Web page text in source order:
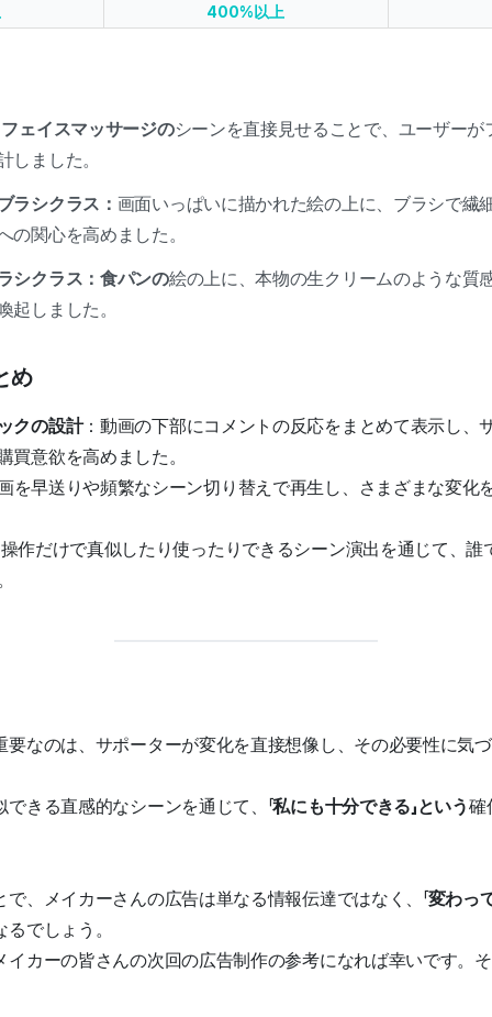
400%以上
ェイスマッサージのシーンを直接見せることで、ユーザー
しました。
ラシクラス： 画面いっぱいに描かれた絵の上に、ブラシで繊
の関心を高めました。
シクラス：食パンの絵の上に、本物の生クリームのような質
起しました。
め
クの設計：動画の下部にコメントの反応をまとめて表示し、
買意欲を高めました。
を早送りや頻繁なシーン切り替えで再生し、さまざまな変化
作だけで真似したり使ったりできるシーン演出を通じて、誰
要なのは、サポーターが変化を直接想像し、その必要性に気
きる直感的なシーンを通じて、「私にも十分できる」という確
、メイカーさんの広告は単なる情報伝達ではなく、「変わっ
でしょう。
イカーの皆さんの次回の広告制作の参考になれば幸いです。